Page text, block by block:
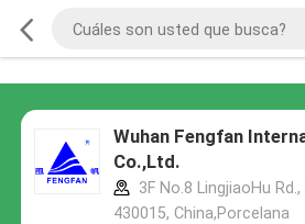
Wuhan Fengfan
Co.,Ltd.
3F No.8 LingjiaoHu
430015, China,Porcelana